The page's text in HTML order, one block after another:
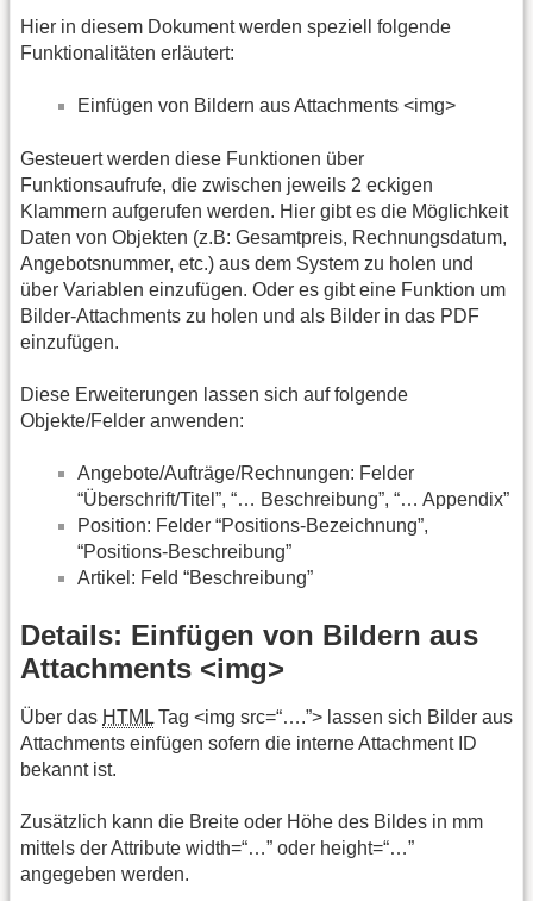
Hier in diesem Dokument werden speziell folgende
Funktionalitäten erläutert:
Einfügen von Bildern aus Attachments <img>
Gesteuert werden diese Funktionen über
Funktionsaufrufe, die zwischen jeweils 2 eckigen
Klammern aufgerufen werden. Hier gibt es die Möglichkeit
Daten von Objekten (z.B: Gesamtpreis, Rechnungsdatum,
Angebotsnummer, etc.) aus dem System zu holen und
über Variablen einzufügen. Oder es gibt eine Funktion um
Bilder-Attachments zu holen und als Bilder in das PDF
einzufügen.
Diese Erweiterungen lassen sich auf folgende
Objekte/Felder anwenden:
Angebote/Aufträge/Rechnungen: Felder
“Überschrift/Titel”, “… Beschreibung”, “… Appendix”
Position: Felder “Positions-Bezeichnung”,
“Positions-Beschreibung”
Artikel: Feld “Beschreibung”
Details: Einfügen von Bildern aus
Attachments <img>
Über das HTML Tag <img src=“….”> lassen sich Bilder aus
Attachments einfügen sofern die interne Attachment ID
bekannt ist.
Zusätzlich kann die Breite oder Höhe des Bildes in mm
mittels der Attribute width=“…” oder height=“…”
angegeben werden.